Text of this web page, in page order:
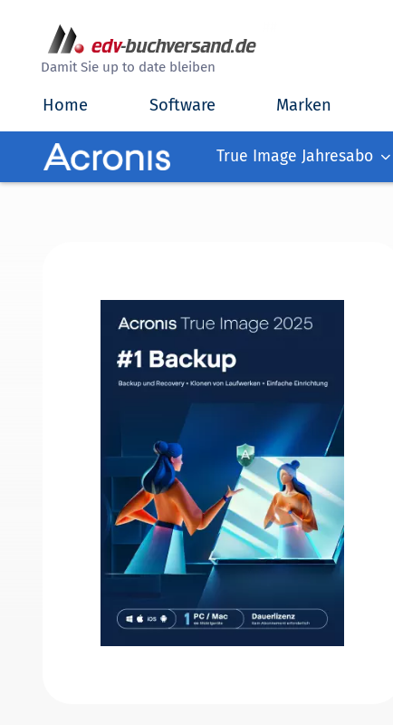
Damit Sie up to date bleiben
Home Software Marken
True Image Jahresabo